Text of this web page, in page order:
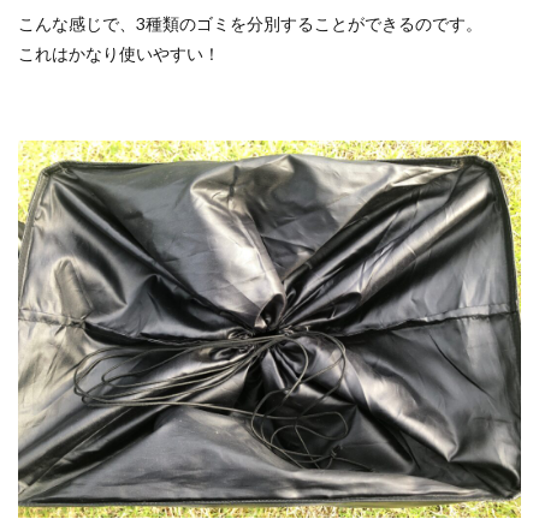
こんな感じで、3種類のゴミを分別することができるのです。
これはかなり使いやすい！